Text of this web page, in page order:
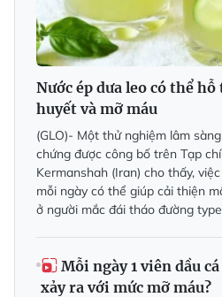
Nước ép dưa leo có thể
huyết và mỡ máu
(GLO)- Một thử nghiệm lâm
chứng được công bố trên Tạp
Kermanshah (Iran) cho thấy,
mỗi ngày có thể giúp cải thiện
ở người mắc đái tháo đường
Mỗi ngày 1 viên dầu
xảy ra với mức mỡ máu?